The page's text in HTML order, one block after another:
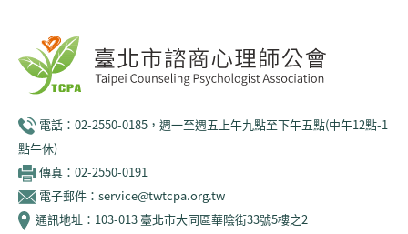
電話：02-2550-0185，週一至週五上午九點至下午五點(中午12點-1
點午休)
傳真：02-2550-0191
電子郵件：service@twtcpa.org.tw
通訊地址：103-013 臺北市大同區華陰街33號5樓之2